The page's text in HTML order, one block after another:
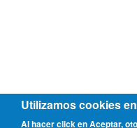
Utilizamos cookies
Al hacer click en Aceptar,